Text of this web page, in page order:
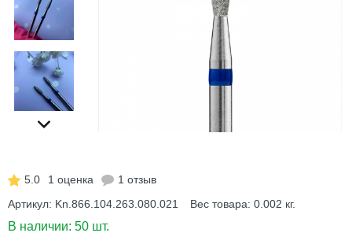
5.0 1 оценка
1 отзыв
Артикул: Kn.866.104.263.080.021 Вес товара: 0.002 кг.
В наличии: 50 шт.